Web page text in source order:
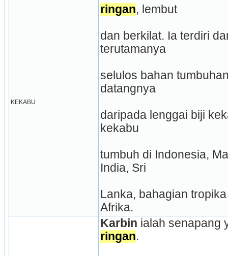
KEKABU
ringan, lembut
dan berkilat. Ia terdiri
terutamanya
selulos bahan
datangnya
daripada lenggai biji
kekabu
tumbuh di Indonesia,
India, Sri
Lanka, bahagian
Afrika.
Karbin
ringan.